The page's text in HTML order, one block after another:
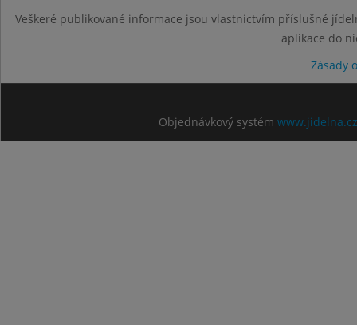
Veškeré publikované informace jsou vlastnictvím příslušné
aplikace do
Zásady
Objednávkový systém www.jidelna.cz